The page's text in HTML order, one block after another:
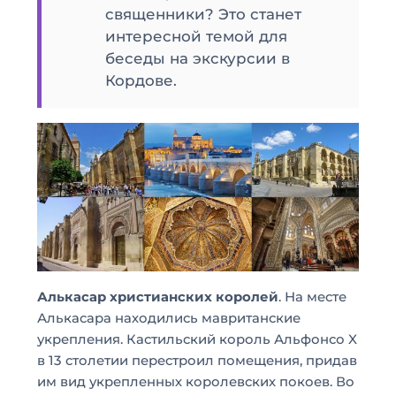
священники? Это станет
интересной темой для
беседы на экскурсии в
Кордове.
Алькасар христианских королей. На месте
Алькасара находились мавританские
укрепления. Кастильский король Альфонсо X
в 13 столетии перестроил помещения, придав
им вид укрепленных королевских покоев. Во